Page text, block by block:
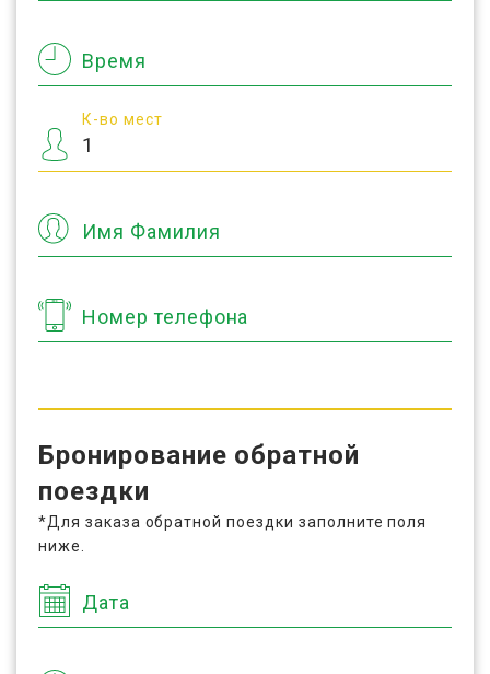
Время
К-во мест
Имя Фамилия
Номер телефона
Бронирование обратной
поездки
*Для заказа обратной поездки заполните поля
ниже.
Дата